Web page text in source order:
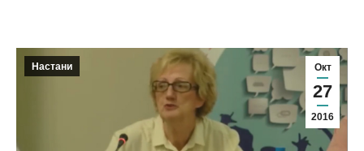
Окт
27
2016
Настани